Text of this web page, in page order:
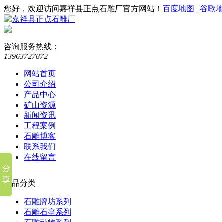
您好，欢迎访问嘉祥县正点石雕厂官方网站！ 百度地图 | 谷歌
咨询服务热线：
13963727872
网站首页
公司介绍
产品中心
矿山资源
新闻资讯
工程案例
石雕博客
联系我们
在线留言
产品分类
石雕牌坊系列
石雕石亭系列